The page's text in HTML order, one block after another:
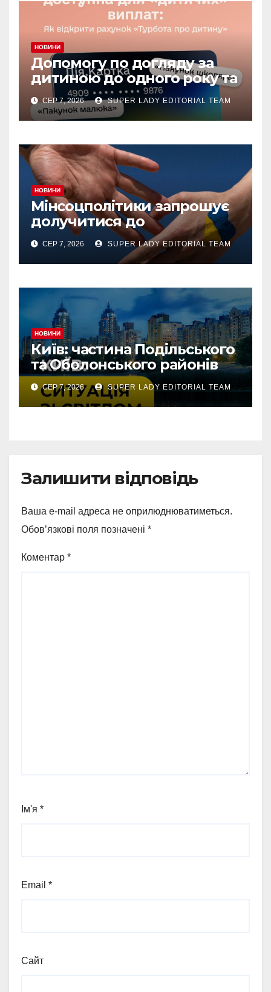
НОВИНИ
Допомогу по догляду за
дитиною до одного року та
«єЯсла» можна отримувати
на спеціальний рахунок
«Турбота про дитину» у
СЕР 7, 2026 SUPER LADY EDITORIAL TEAM
НОВИНИ
Мінсоцполітики запрошує
долучитися до
консультацій
СЕР 7, 2026 SUPER LADY EDITORIAL TEAM
НОВИНИ
Київ: частина Подільського
та Оболонського районів
тимчасово без світла через
аварію
СЕР 7, 2026 SUPER LADY EDITORIAL TEAM
Залишити відповідь
Ваша e-mail адреса не оприлюднюватиметься.
Обов’язкові поля позначені *
Коментар *
Ім'я *
Email *
Сайт